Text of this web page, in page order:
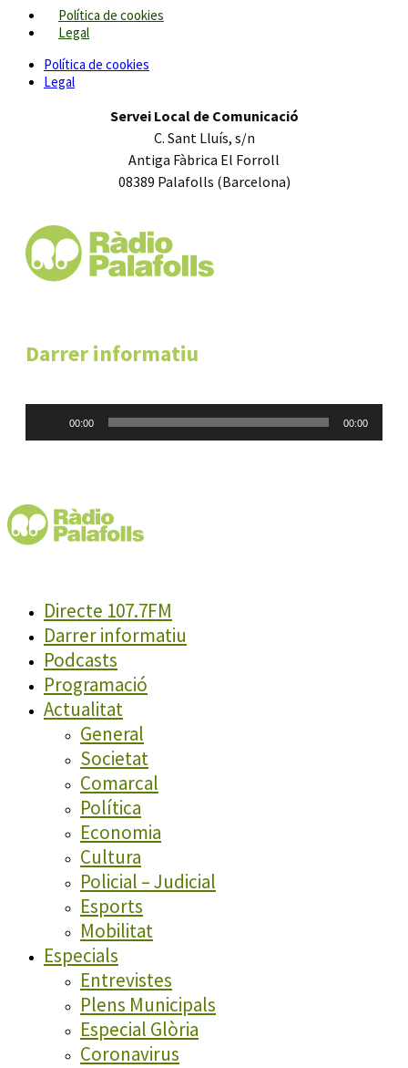
Política de cookies
Legal
Política de cookies
Legal
Servei Local de Comunicació
C. Sant Lluís, s/n
Antiga Fàbrica El Forroll
08389 Palafolls (Barcelona)
Darrer informatiu
00:00 00:00
Directe 107.7FM
Darrer informatiu
Podcasts
Programació
Actualitat
General
Societat
Comarcal
Política
Economia
Cultura
Policial – Judicial
Esports
Mobilitat
Especials
Entrevistes
Plens Municipals
Especial Glòria
Coronavirus